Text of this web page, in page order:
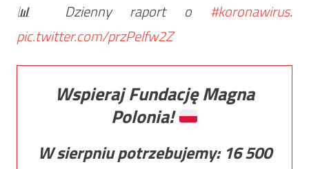
📊 Dzienny raport o #koronawirus.
pic.twitter.com/przPelfw2Z
Wspieraj Fundację Magna
Polonia!
W sierpniu potrzebujemy: 16 500